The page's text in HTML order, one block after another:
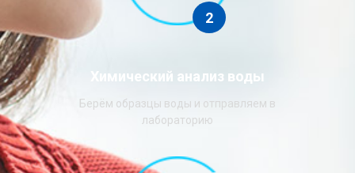
2
Химический анализ воды
Берём образцы воды и отправляем в
лабораторию